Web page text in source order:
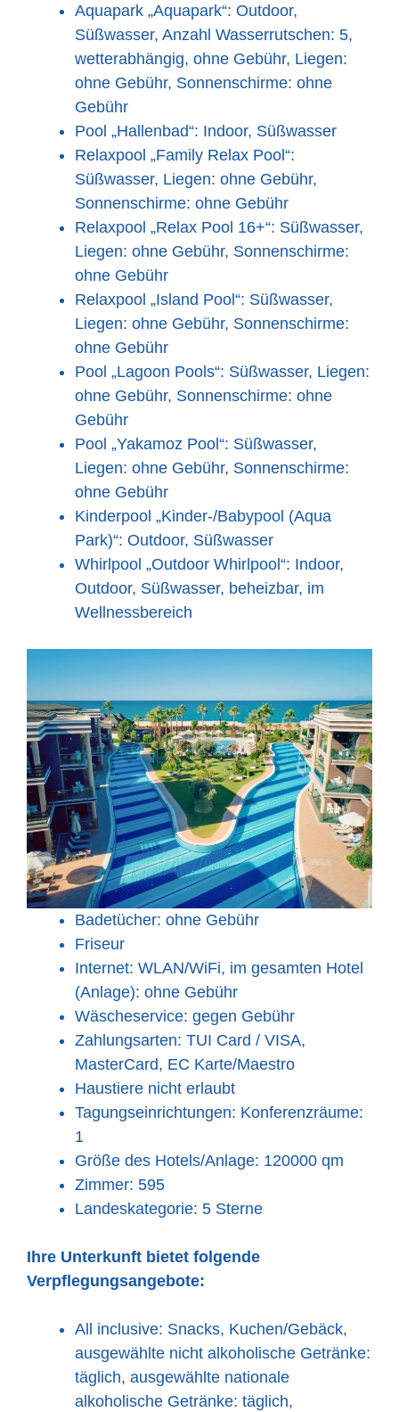
Aquapark „Aquapark“: Outdoor,
Süßwasser, Anzahl Wasserrutschen: 5,
wetterabhängig, ohne Gebühr, Liegen:
ohne Gebühr, Sonnenschirme: ohne
Gebühr
Pool „Hallenbad“: Indoor, Süßwasser
Relaxpool „Family Relax Pool“:
Süßwasser, Liegen: ohne Gebühr,
Sonnenschirme: ohne Gebühr
Relaxpool „Relax Pool 16+“: Süßwasser,
Liegen: ohne Gebühr, Sonnenschirme:
ohne Gebühr
Relaxpool „Island Pool“: Süßwasser,
Liegen: ohne Gebühr, Sonnenschirme:
ohne Gebühr
Pool „Lagoon Pools“: Süßwasser, Liegen:
ohne Gebühr, Sonnenschirme: ohne
Gebühr
Pool „Yakamoz Pool“: Süßwasser,
Liegen: ohne Gebühr, Sonnenschirme:
ohne Gebühr
Kinderpool „Kinder-/Babypool (Aqua
Park)“: Outdoor, Süßwasser
Whirlpool „Outdoor Whirlpool“: Indoor,
Outdoor, Süßwasser, beheizbar, im
Wellnessbereich
Badetücher: ohne Gebühr
Friseur
Internet: WLAN/WiFi, im gesamten Hotel
(Anlage): ohne Gebühr
Wäscheservice: gegen Gebühr
Zahlungsarten: TUI Card / VISA,
MasterCard, EC Karte/Maestro
Haustiere nicht erlaubt
Tagungseinrichtungen: Konferenzräume:
1
Größe des Hotels/Anlage: 120000 qm
Zimmer: 595
Landeskategorie: 5 Sterne
Ihre Unterkunft bietet folgende
Verpflegungsangebote:
All inclusive: Snacks, Kuchen/Gebäck,
ausgewählte nicht alkoholische Getränke:
täglich, ausgewählte nationale
alkoholische Getränke: täglich,